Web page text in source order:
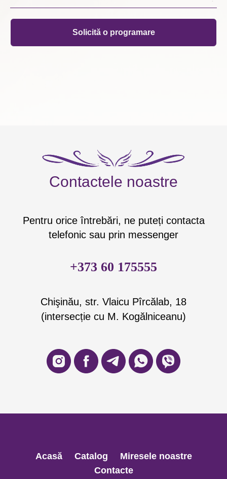
Solicită o programare
Contactele noastre
Pentru orice întrebări, ne puteți contacta
telefonic sau prin messenger
+373 60 175555
Chişinău, str. Vlaicu Pîrcălab, 18
(intersecție cu M. Kogălniceanu)
Acasă Catalog
Miresele noastre
Contacte